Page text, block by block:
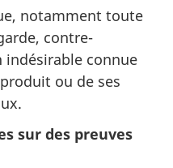
notamment toute
contre-
connue
ou de ses
sur des preuves